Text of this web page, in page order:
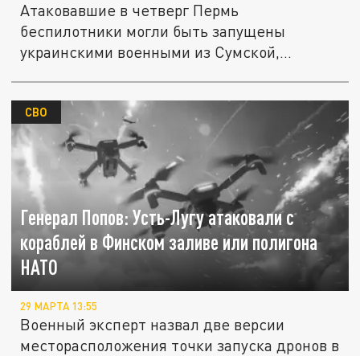
Атаковавшие в четверг Пермь
беспилотники могли быть запущены
украинскими военными из Сумской,
Генерал Попов: Усть-Лугу атаковали с
кораблей в Финском заливе или полигона
НАТО
СВО
29 МАРТА 13:55
Военный эксперт назвал две версии
месторасположения точки запуска дронов в